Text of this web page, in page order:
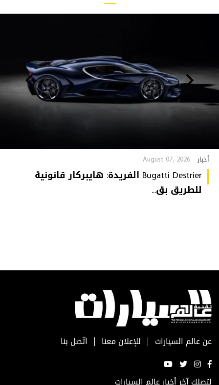
أخبار August 07, 2026
Bugatti Destrier الفريدة: هايبركار قانونية
للطريق بق...
عن عالم السيارات للإعلان معنا اتّصل بنا
لتصلك آخر أخبار عالم السيارات